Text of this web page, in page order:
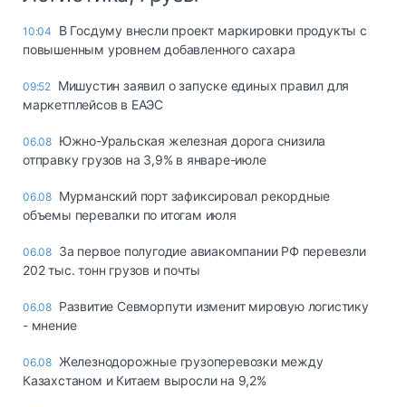
10:04
В Госдуму внесли проект маркировки продукты с
повышенным уровнем добавленного сахара
09:52 Мишустин заявил о запуске единых правил для
маркетплейсов в ЕАЭС
06.08 Южно-Уральская железная дорога снизила
отправку грузов на 3,9% в январе-июле
06.08 Мурманский порт зафиксировал рекордные
объемы перевалки по итогам июля
06.08 За первое полугодие авиакомпании РФ перевезли
202 тыс. тонн грузов и почты
06.08 Развитие Севморпути изменит мировую логистику
- мнение
06.08 Железнодорожные грузоперевозки между
Казахстаном и Китаем выросли на 9,2%